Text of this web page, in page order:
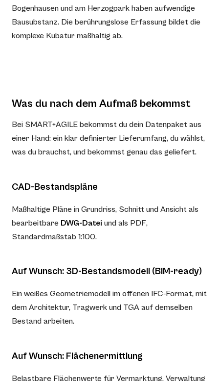
Bogenhausen und am Herzogpark haben aufwendige
Bausubstanz. Die berührungslose Erfassung bildet die
komplexe Kubatur maßhaltig ab.
Was du nach dem Aufmaß bekommst
Bei SMART+AGILE bekommst du dein Datenpaket aus
einer Hand: ein klar definierter Lieferumfang, du wählst,
was du brauchst, und bekommst genau das geliefert.
CAD-Bestandspläne
Maßhaltige Pläne in Grundriss, Schnitt und Ansicht als
bearbeitbare DWG-Datei und als PDF,
Standardmaßstab 1:100.
Auf Wunsch: 3D-Bestandsmodell (BIM-ready)
Ein weißes Geometriemodell im offenen IFC-Format, mit
dem Architektur, Tragwerk und TGA auf demselben
Bestand arbeiten.
Auf Wunsch: Flächenermittlung
Belastbare Flächenwerte für Vermarktung, Verwaltung